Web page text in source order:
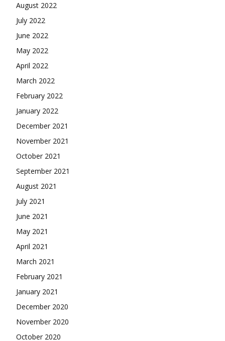
August 2022
July 2022
June 2022
May 2022
April 2022
March 2022
February 2022
January 2022
December 2021
November 2021
October 2021
September 2021
August 2021
July 2021
June 2021
May 2021
April 2021
March 2021
February 2021
January 2021
December 2020
November 2020
October 2020